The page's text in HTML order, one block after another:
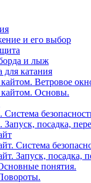
и его выбор
и лыж
катания
Ветровое
Основы.
посадка,
Система
Запуск, посадка,
понятия.